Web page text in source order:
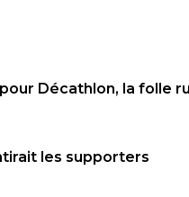
Décathlon, la folle
les supporters